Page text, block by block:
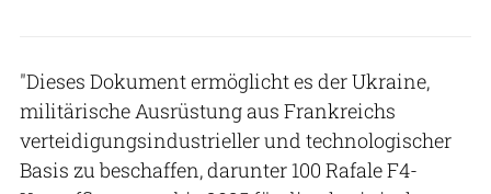
"Dieses Dokument ermöglicht es der Ukraine,
militärische Ausrüstung aus Frankreichs
verteidigungsindustrieller und technologischer
Basis zu beschaffen, darunter 100 Rafale F4-